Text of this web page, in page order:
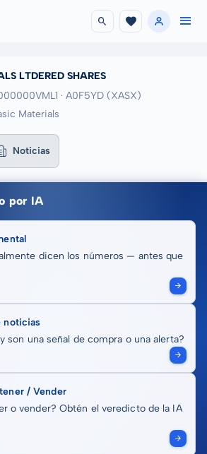
LTDERED SHARES
· A0F5YD (XASX)
Materials
Noticias
por IA
dicen los números — antes que
noticias
son una señal de compra o una alerta?
/ Vender
o vender? Obtén el veredicto de la IA